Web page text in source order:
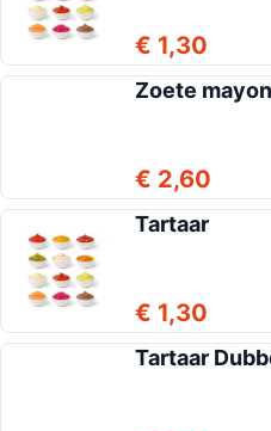
€ 1,30
Zoete
€ 2,60
Tartaar
€ 1,30
Tartaar